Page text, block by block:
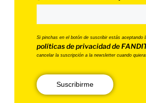
Si pinchas en el botón de suscribir estás aceptando
políticas de privacidad de
cancelar la suscripción a la newsletter cuando
Suscribirme